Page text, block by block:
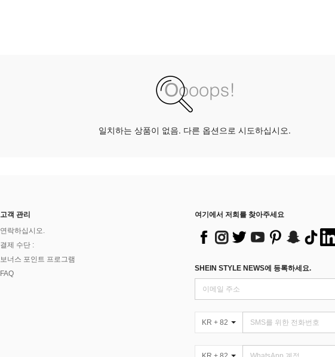
일치하는 상품이 없음. 다른 옵션으로 시도하십시오.
고객 관리
연락하십시오.
결제 수단 :
보너스 포인트 프로그램
FAQ
여기에서 저희를 찾아주세요
SHEIN STYLE NEWS에 등록하세요.
KR + 82